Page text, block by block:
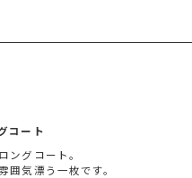
コート
ングコート。
囲気漂う一枚です。